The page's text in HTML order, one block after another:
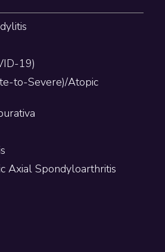
19)
to-Severe)/Atopic
Axial Spondyloarthritis